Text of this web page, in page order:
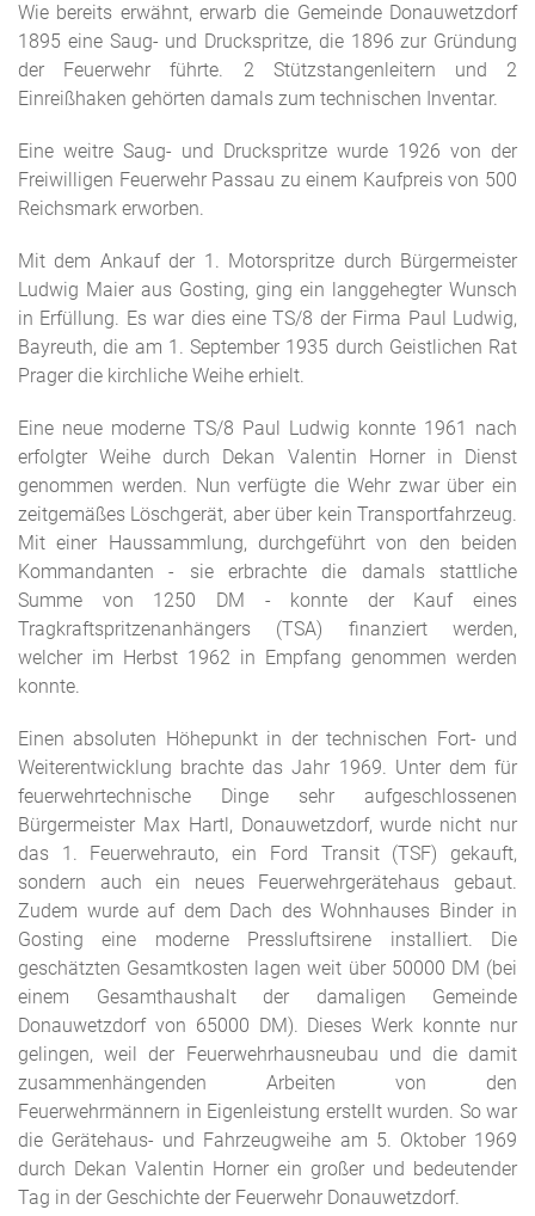
Wie bereits erwähnt, erwarb die Gemeinde Donauwetzdorf
1895 eine Saug- und Druckspritze, die 1896 zur Gründung
der Feuerwehr führte. 2 Stützstangenleitern und 2
Einreißhaken gehörten damals zum technischen Inventar.
Eine weitre Saug- und Druckspritze wurde 1926 von der
Freiwilligen Feuerwehr Passau zu einem Kaufpreis von 500
Reichsmark erworben.
Mit dem Ankauf der 1. Motorspritze durch Bürgermeister
Ludwig Maier aus Gosting, ging ein langgehegter Wunsch
in Erfüllung. Es war dies eine TS/8 der Firma Paul Ludwig,
Bayreuth, die am 1. September 1935 durch Geistlichen Rat
Prager die kirchliche Weihe erhielt.
Eine neue moderne TS/8 Paul Ludwig konnte 1961 nach
erfolgter Weihe durch Dekan Valentin Horner in Dienst
genommen werden. Nun verfügte die Wehr zwar über ein
zeitgemäßes Löschgerät, aber über kein Transportfahrzeug.
Mit einer Haussammlung, durchgeführt von den beiden
Kommandanten - sie erbrachte die damals stattliche
Summe von 1250 DM - konnte der Kauf eines
Tragkraftspritzenanhängers (TSA) finanziert werden,
welcher im Herbst 1962 in Empfang genommen werden
konnte.
Einen absoluten Höhepunkt in der technischen Fort- und
Weiterentwicklung brachte das Jahr 1969. Unter dem für
feuerwehrtechnische Dinge sehr aufgeschlossenen
Bürgermeister Max Hartl, Donauwetzdorf, wurde nicht nur
das 1. Feuerwehrauto, ein Ford Transit (TSF) gekauft,
sondern auch ein neues Feuerwehrgerätehaus gebaut.
Zudem wurde auf dem Dach des Wohnhauses Binder in
Gosting eine moderne Pressluftsirene installiert. Die
geschätzten Gesamtkosten lagen weit über 50000 DM (bei
einem Gesamthaushalt der damaligen Gemeinde
Donauwetzdorf von 65000 DM). Dieses Werk konnte nur
gelingen, weil der Feuerwehrhausneubau und die damit
zusammenhängenden Arbeiten von den
Feuerwehrmännern in Eigenleistung erstellt wurden. So war
die Gerätehaus- und Fahrzeugweihe am 5. Oktober 1969
durch Dekan Valentin Horner ein großer und bedeutender
Tag in der Geschichte der Feuerwehr Donauwetzdorf.